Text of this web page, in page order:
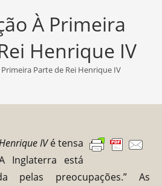
À Primeira
Henrique IV
Parte de Rei Henrique IV
IVé tensa
Inglaterra está
pelas preocupações.” As